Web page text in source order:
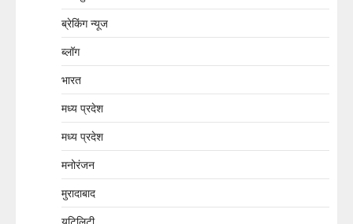
ब्रेकिंग न्यूज
ब्लॉग
भारत
मध्य प्रदेश
मध्य प्रदेश
मनोरंजन
मुरादाबाद
यूटिलिटी